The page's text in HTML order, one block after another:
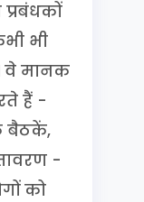
भी
वे मानक
हैं -
बैठकें,
-
को